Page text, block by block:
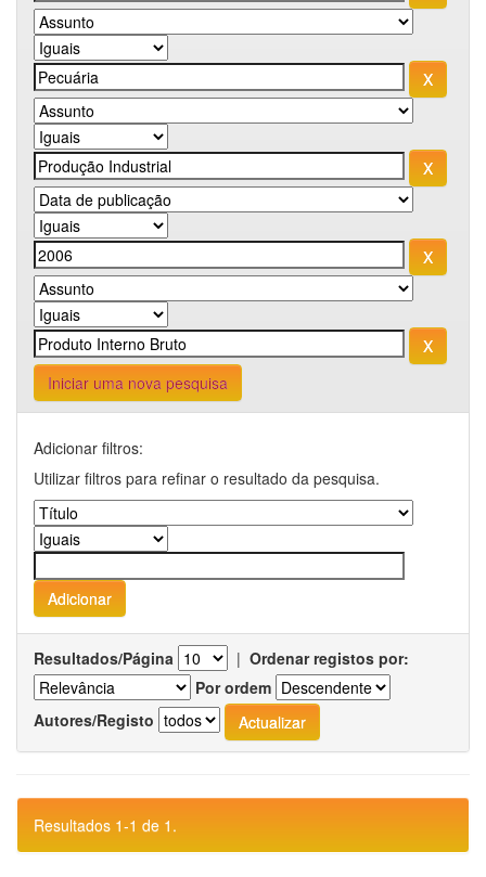
Iniciar uma nova pesquisa
Adicionar filtros:
Utilizar filtros para refinar o resultado da pesquisa.
Resultados/Página | Ordenar registos por:
Por ordem
Autores/Registo
Resultados 1-1 de 1.